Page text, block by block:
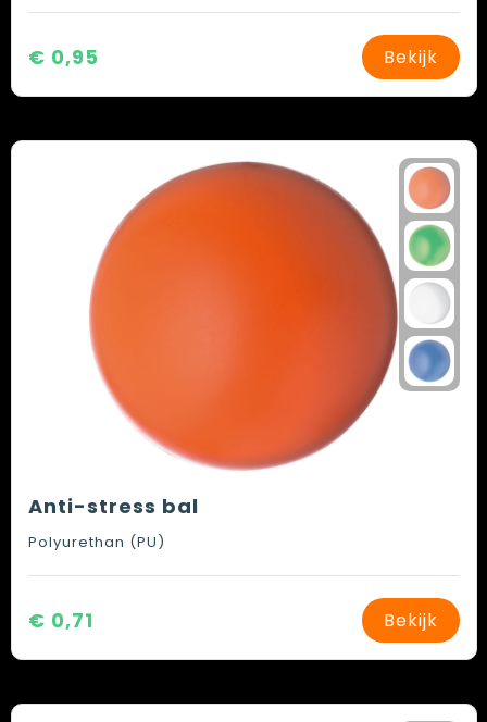
€ 0,95 Bekijk
Anti-stress bal
Polyurethan (PU)
€ 0,71 Bekijk